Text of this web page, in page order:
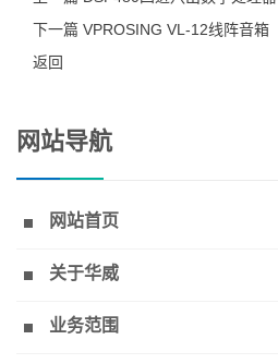
下一篇 VPROSING VL-12线阵音箱
返回
网站导航
网站首页
关于华威
业务范围